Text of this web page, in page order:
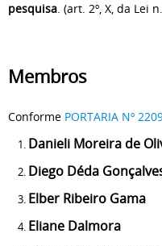
pesquisa. (art. 2º, X, da Lei
Membros
Conforme PORTARIA Nº
Danieli Moreira de
Diego Déda
Elber Ribeiro Gama
Eliane Dalmora